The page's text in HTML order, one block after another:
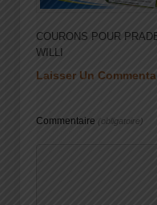
COURONS POUR
WILLI
Laisser Un
Commentaire (obligatoire)